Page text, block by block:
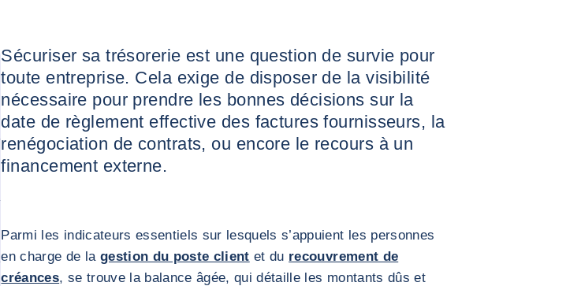
Sécuriser sa trésorerie est une question de survie pour
toute entreprise. Cela exige de disposer de la visibilité
nécessaire pour prendre les bonnes décisions sur la
date de règlement effective des factures fournisseurs, la
renégociation de contrats, ou encore le recours à un
financement externe.
Parmi les indicateurs essentiels sur lesquels s’appuient les personnes
en charge de la gestion du poste client et du recouvrement de
créances, se trouve la balance âgée, qui détaille les montants dûs et